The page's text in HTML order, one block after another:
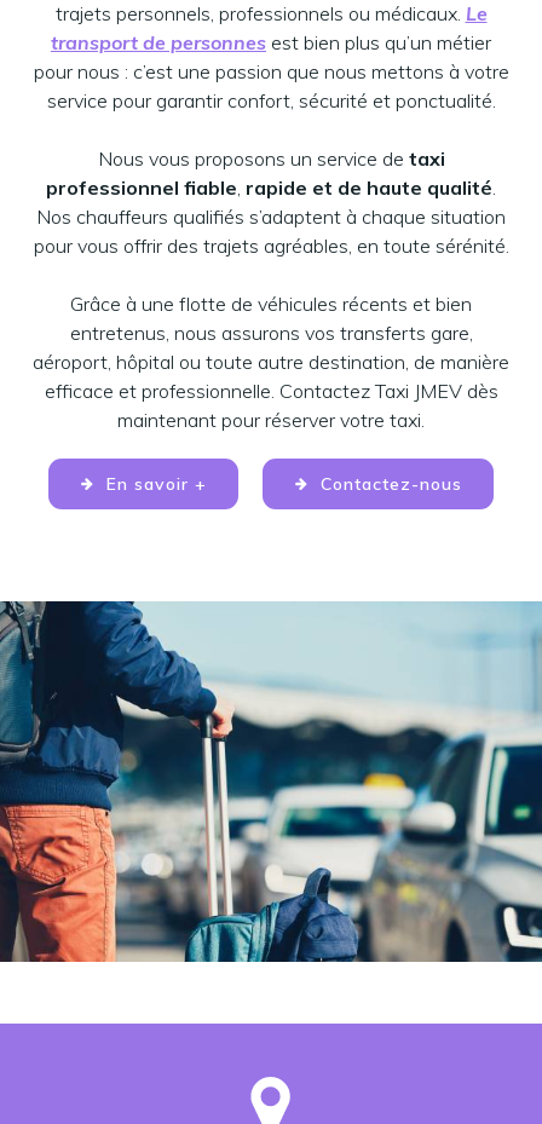
trajets personnels, professionnels ou médicaux. Le
transport de personnes est bien plus qu’un métier
pour nous : c’est une passion que nous mettons à votre
service pour garantir confort, sécurité et ponctualité.
Nous vous proposons un service de taxi
professionnel fiable, rapide et de haute qualité.
Nos chauffeurs qualifiés s’adaptent à chaque situation
pour vous offrir des trajets agréables, en toute sérénité.
Grâce à une flotte de véhicules récents et bien
entretenus, nous assurons vos transferts gare,
aéroport, hôpital ou toute autre destination, de manière
efficace et professionnelle. Contactez Taxi JMEV dès
maintenant pour réserver votre taxi.
En savoir + Contactez-nous